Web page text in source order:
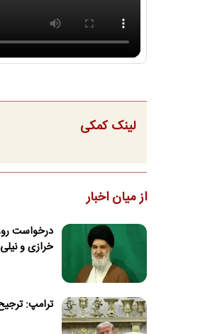
لینک کمکی
از میان اخبار
درخواست
خرازی و نیلی
ترامپ: